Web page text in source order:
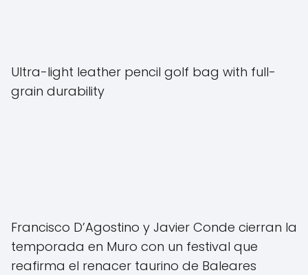
Ultra-light leather pencil golf bag with full-
grain durability
Francisco D’Agostino y Javier Conde cierran la
temporada en Muro con un festival que
reafirma el renacer taurino de Baleares